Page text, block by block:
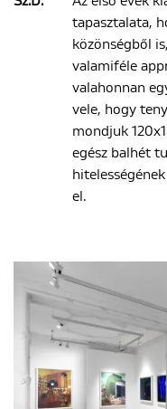
tapasztalata,
közönségből
valamiféle
valahonnan
vele, hogy
mondjuk
egész balhét
el.